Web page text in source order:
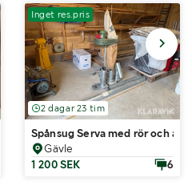
Inget res.pris
2 dagar 23 tim
Spånsug Serva med rör och
Gävle
1 200 SEK
6